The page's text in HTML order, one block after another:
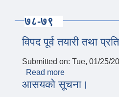
७८-७९
विपद पूर्व तयारी तथा
Submitted on: Tue, 01/25/
Read more
आसयको सूचना।